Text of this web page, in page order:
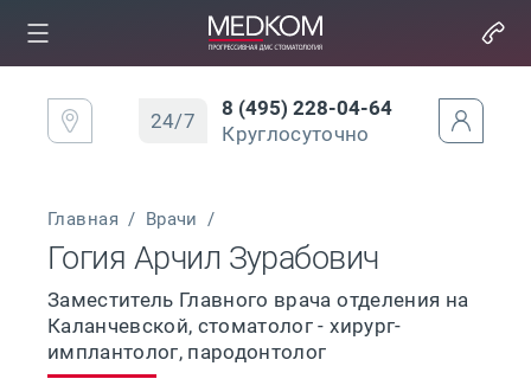
24/7
8 (495) 228-04-64
Круглосуточно
Главная / Врачи /
Гогия Арчил Зурабович
Заместитель Главного врача отделения на
Каланчевской, стоматолог - хирург-
имплантолог, пародонтолог